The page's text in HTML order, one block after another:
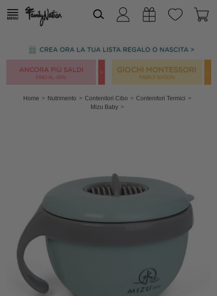
Home Nutrimento Contenitori Cibo
Contenitori Termici
Mizu Baby